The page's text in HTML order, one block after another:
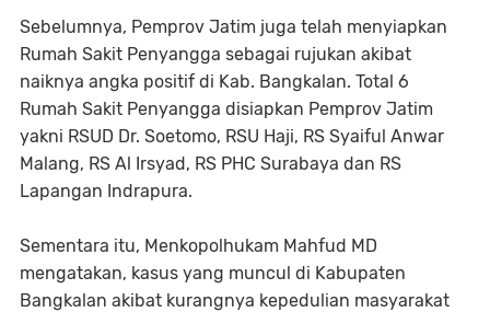
Sebelumnya, Pemprov Jatim juga telah menyiapkan
Rumah Sakit Penyangga sebagai rujukan akibat
naiknya angka positif di Kab. Bangkalan. Total 6
Rumah Sakit Penyangga disiapkan Pemprov Jatim
yakni RSUD Dr. Soetomo, RSU Haji, RS Syaiful Anwar
Malang, RS Al Irsyad, RS PHC Surabaya dan RS
Lapangan Indrapura.
Sementara itu, Menkopolhukam Mahfud MD
mengatakan, kasus yang muncul di Kabupaten
Bangkalan akibat kurangnya kepedulian masyarakat